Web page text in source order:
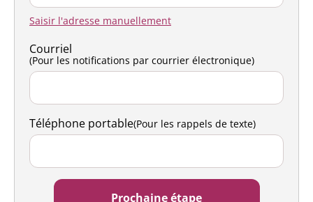
Saisir l'adresse manuellement
Courriel
(Pour les notifications par courrier électronique)
Téléphone portable(Pour les rappels de texte)